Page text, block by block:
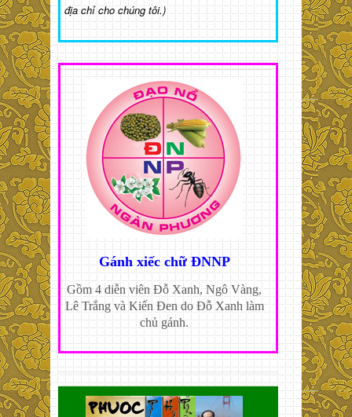
địa chỉ cho chúng tôi.)
Gánh xiếc chữ ĐNNP
Gồm 4 diễn viên Đỗ Xanh, Ngô Vàng,
Lê Trắng và Kiến Đen do Đỗ Xanh làm
chủ gánh.